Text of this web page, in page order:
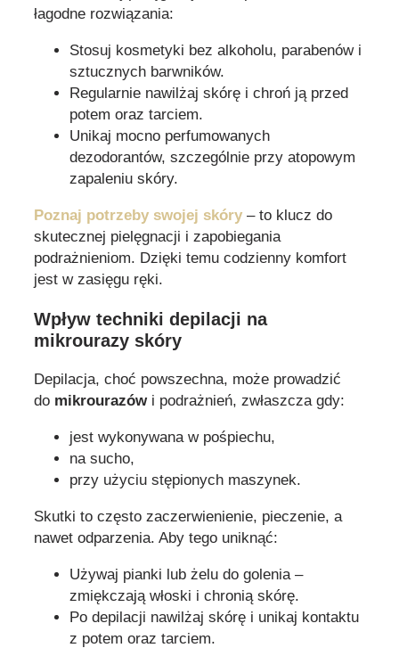
łagodne rozwiązania:
Stosuj kosmetyki bez alkoholu, parabenów i
sztucznych barwników.
Regularnie nawilżaj skórę i chroń ją przed
potem oraz tarciem.
Unikaj mocno perfumowanych
dezodorantów, szczególnie przy atopowym
zapaleniu skóry.
Poznaj potrzeby swojej skóry – to klucz do
skutecznej pielęgnacji i zapobiegania
podrażnieniom. Dzięki temu codzienny komfort
jest w zasięgu ręki.
Wpływ techniki depilacji na
mikrourazy skóry
Depilacja, choć powszechna, może prowadzić
do mikrourazówi podrażnień, zwłaszcza gdy:
jest wykonywana w pośpiechu,
na sucho,
przy użyciu stępionych maszynek.
Skutki to często zaczerwienienie, pieczenie, a
nawet odparzenia. Aby tego uniknąć:
Używaj pianki lub żelu do golenia –
zmiękczają włoski i chronią skórę.
Po depilacji nawilżaj skórę i unikaj kontaktu
z potem oraz tarciem.